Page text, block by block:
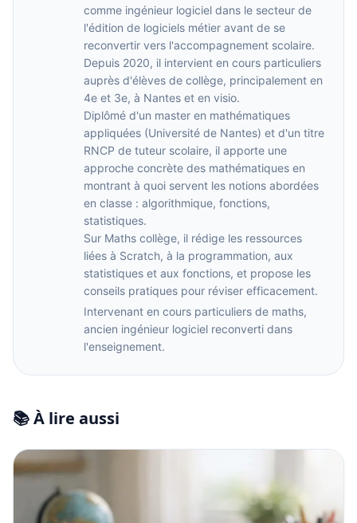
comme ingénieur logiciel dans le secteur de
l'édition de logiciels métier avant de se
reconvertir vers l'accompagnement scolaire.
Depuis 2020, il intervient en cours particuliers
auprès d'élèves de collège, principalement en
4e et 3e, à Nantes et en visio.
Diplômé d'un master en mathématiques
appliquées (Université de Nantes) et d'un titre
RNCP de tuteur scolaire, il apporte une
approche concrète des mathématiques en
montrant à quoi servent les notions abordées
en classe : algorithmique, fonctions,
statistiques.
Sur Maths collège, il rédige les ressources
liées à Scratch, à la programmation, aux
statistiques et aux fonctions, et propose les
conseils pratiques pour réviser efficacement.
Intervenant en cours particuliers de maths,
ancien ingénieur logiciel reconverti dans
l'enseignement.
📚 À lire aussi